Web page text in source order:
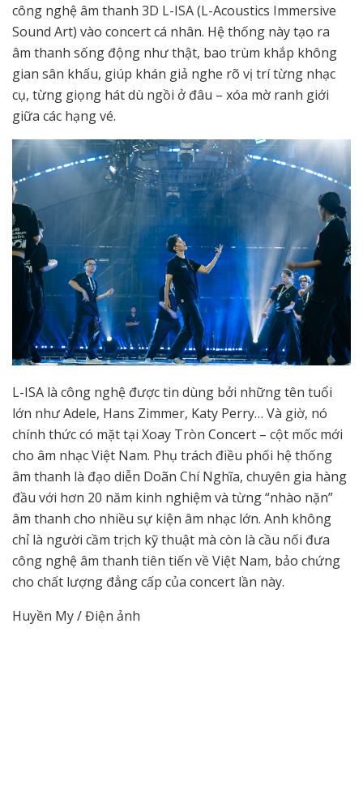
công nghệ âm thanh 3D L-ISA (L-Acoustics Immersive
Sound Art) vào concert cá nhân. Hệ thống này tạo ra
âm thanh sống động như thật, bao trùm khắp không
gian sân khấu, giúp khán giả nghe rõ vị trí từng nhạc
cụ, từng giọng hát dù ngồi ở đâu – xóa mờ ranh giới
giữa các hạng vé.
L-ISA là công nghệ được tin dùng bởi những tên tuổi
lớn như Adele, Hans Zimmer, Katy Perry… Và giờ, nó
chính thức có mặt tại Xoay Tròn Concert – cột mốc mới
cho âm nhạc Việt Nam. Phụ trách điều phối hệ thống
âm thanh là đạo diễn Doãn Chí Nghĩa, chuyên gia hàng
đầu với hơn 20 năm kinh nghiệm và từng “nhào nặn”
âm thanh cho nhiều sự kiện âm nhạc lớn. Anh không
chỉ là người cầm trịch kỹ thuật mà còn là cầu nối đưa
công nghệ âm thanh tiên tiến về Việt Nam, bảo chứng
cho chất lượng đẳng cấp của concert lần này.
Huyền My / Điện ảnh